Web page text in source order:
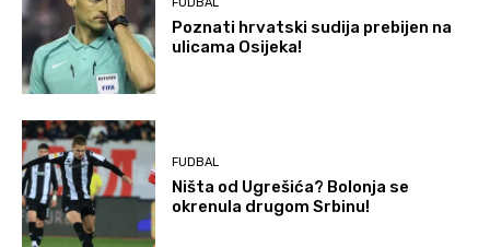
Poznati hrvatski sudija prebijen na
ulicama Osijeka!
FUDBAL
Ništa od Ugrešića? Bolonja se
okrenula drugom Srbinu!